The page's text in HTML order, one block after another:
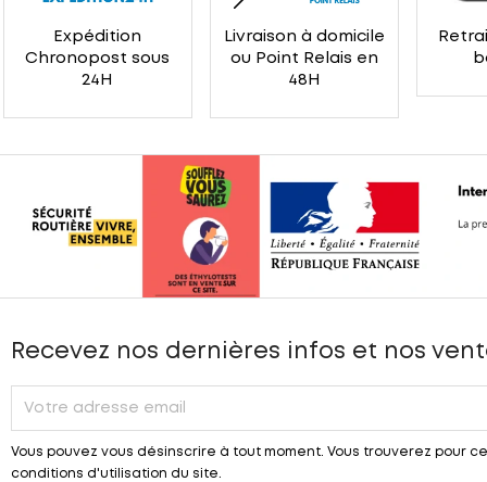
Expédition
Chronopost sous
24H
Livraison à domicile
ou Point Relais en
48H
Recevez nos dernières infos et nos
Vous pouvez vous désinscrire à tout moment. Vous trouverez pour
conditions d'utilisation du site.